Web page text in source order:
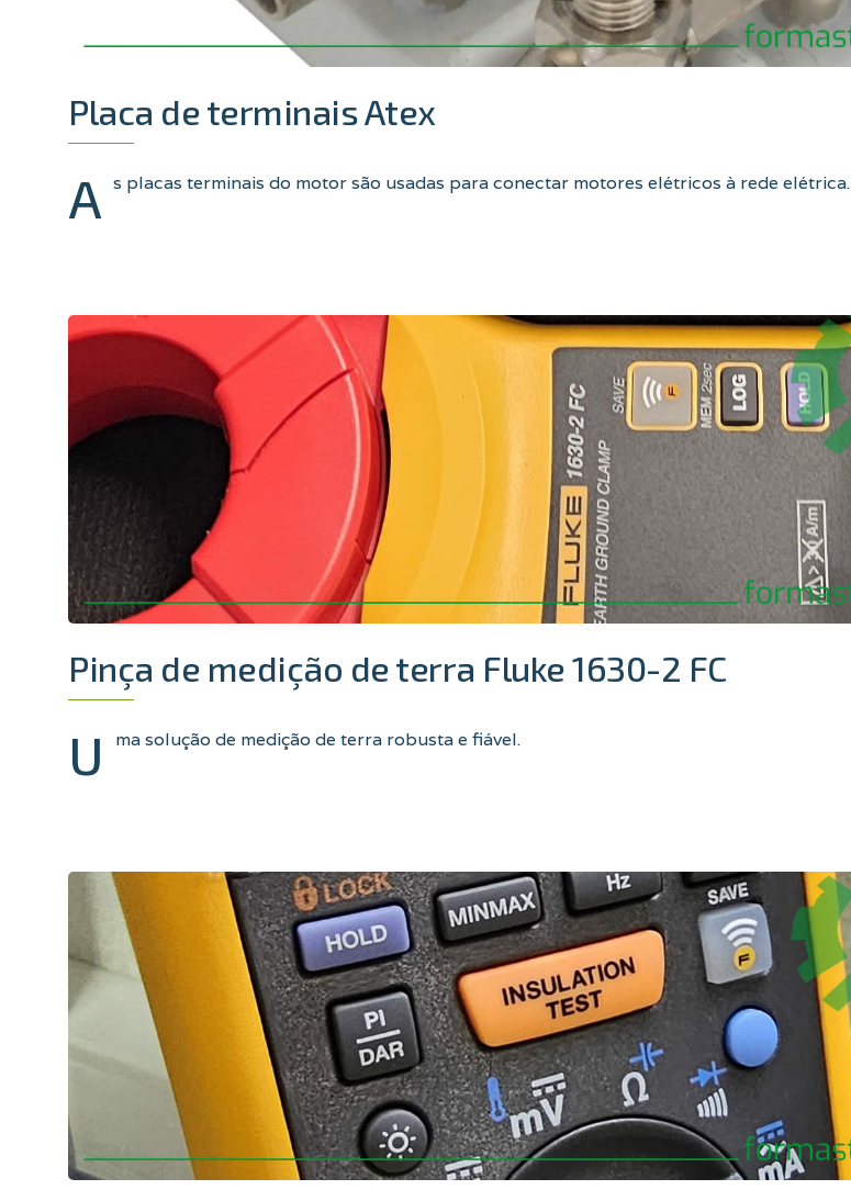
Placa de terminais Atex
A s placas terminais do motor são usadas para conectar motores elétricos à rede elétrica.
Pinça de medição de terra Fluke 1630-2 FC
U ma solução de medição de terra robusta e fiável.